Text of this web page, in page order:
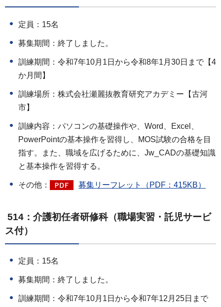
定員：15名
募集期間：終了しました。
訓練期間：令和7年10月1日から令和8年1月30日まで【4
か月間】
訓練場所：株式会社瀬麗抜教育研究アカデミー【古河
市】
訓練内容：パソコンの基礎操作や、Word、Excel、
PowerPointの基本操作を習得し、MOS試験の合格を目
指す。また、職域を広げるために、Jw_CADの基礎知識
と基本操作を習得する。
その他： 募集リーフレット（PDF：415KB）
514：介護初任者研修科（職場実習・託児サービ
ス付）
定員：15名
募集期間：終了しました。
訓練期間：令和7年10月1日から令和7年12月25日まで